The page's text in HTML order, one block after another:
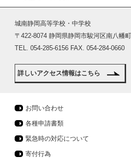
城南静岡高等学校・中学校
〒422-8074 静岡県静岡市駿河区南八幡
TEL. 054-285-6156 FAX. 054-284-0660
詳しいアクセス情報はこちら
お問い合わせ
各種申請書類
緊急時の対応について
寄付行為